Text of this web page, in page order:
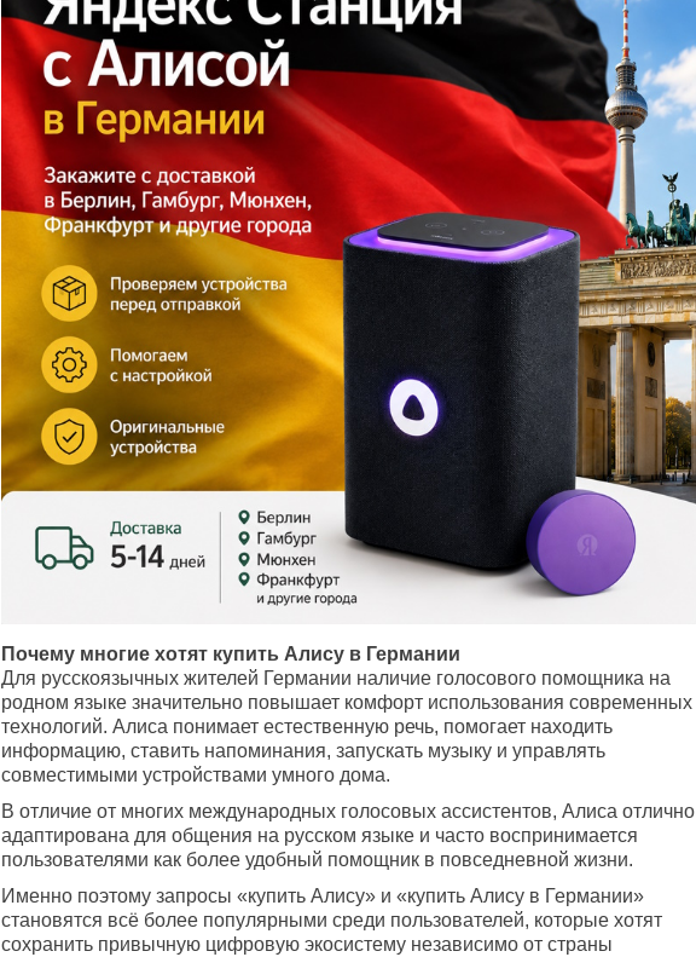
Почему многие хотят купить Алису в Германии
Для русскоязычных жителей Германии наличие голосового помощника на
родном языке значительно повышает комфорт использования современных
технологий. Алиса понимает естественную речь, помогает находить
информацию, ставить напоминания, запускать музыку и управлять
совместимыми устройствами умного дома.
В отличие от многих международных голосовых ассистентов, Алиса отлично
адаптирована для общения на русском языке и часто воспринимается
пользователями как более удобный помощник в повседневной жизни.
Именно поэтому запросы «купить Алису» и «купить Алису в Германии»
становятся всё более популярными среди пользователей, которые хотят
сохранить привычную цифровую экосистему независимо от страны